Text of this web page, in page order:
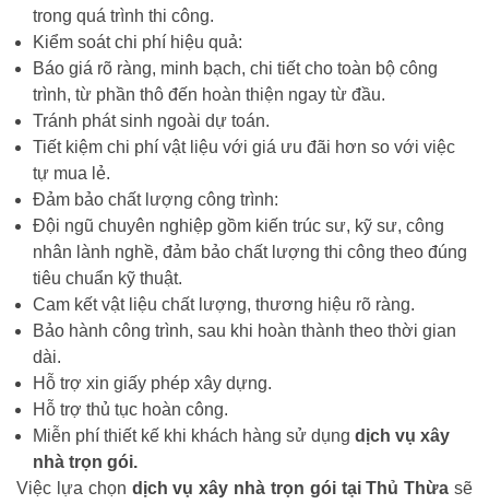
trong quá trình thi công.
Kiểm soát chi phí hiệu quả:
Báo giá rõ ràng, minh bạch, chi tiết cho toàn bộ công
trình, từ phần thô đến hoàn thiện ngay từ đầu.
Tránh phát sinh ngoài dự toán.
Tiết kiệm chi phí vật liệu với giá ưu đãi hơn so với việc
tự mua lẻ.
Đảm bảo chất lượng công trình:
Đội ngũ chuyên nghiệp gồm kiến trúc sư, kỹ sư, công
nhân lành nghề, đảm bảo chất lượng thi công theo đúng
tiêu chuẩn kỹ thuật.
Cam kết vật liệu chất lượng, thương hiệu rõ ràng.
Bảo hành công trình, sau khi hoàn thành theo thời gian
dài.
Hỗ trợ xin giấy phép xây dựng.
Hỗ trợ thủ tục hoàn công.
Miễn phí thiết kế khi khách hàng sử dụng dịch vụ xây
nhà trọn gói.
Việc lựa chọn dịch vụ xây nhà trọn gói tại Thủ Thừa sẽ